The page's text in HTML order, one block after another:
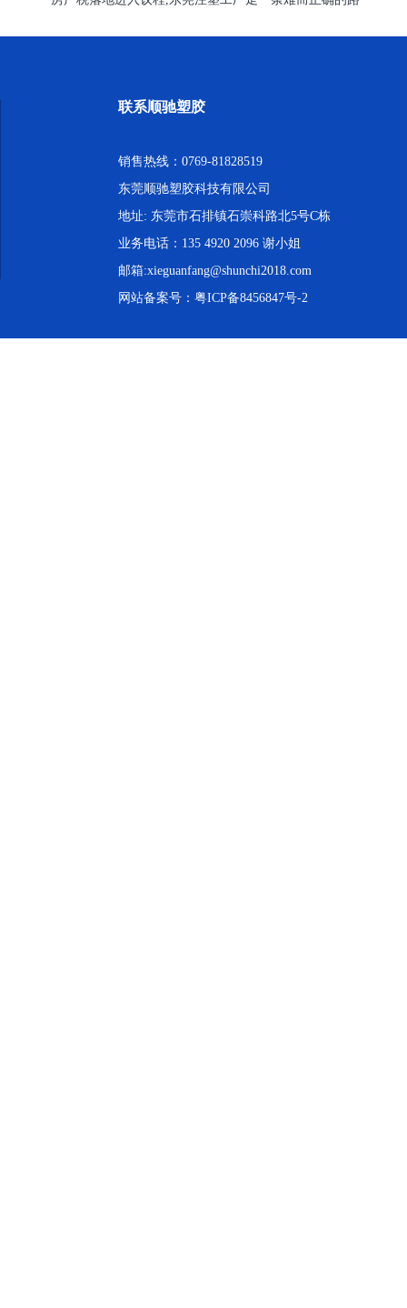
联系顺驰塑胶
销售热线：0769-81828519
东莞顺驰塑胶科技有限公司
地址: 东莞市石排镇石崇科路北5号C栋
业务电话：135 4920 2096 谢小姐
邮箱:xieguanfang@shunchi2018.com
网站备案号： 粤ICP备8456847号-2